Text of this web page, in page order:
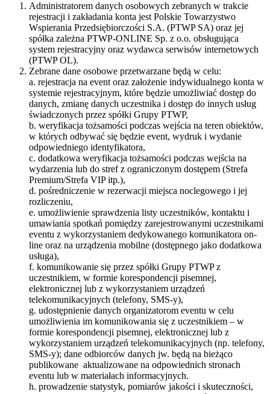
Administratorem danych osobowych zebranych w trakcie
rejestracji i zakładania konta jest Polskie Towarzystwo
Wspierania Przedsiębiorczości S.A. (PTWP SA) oraz jej
spółka zależna PTWP-ONLINE Sp. z o.o. obsługująca
system rejestracyjny oraz wydawca serwisów internetowych
(PTWP OL).
Zebrane dane osobowe przetwarzane będą w celu:
a. rejestracja na event oraz założenie indywidualnego konta w
systemie rejestracyjnym, które będzie umożliwiać dostęp do
danych, zmianę danych uczestnika i dostęp do innych usług
świadczonych przez spółki Grupy PTWP,
b. weryfikacja tożsamości podczas wejścia na teren obiektów,
w których odbywać się będzie event, wydruk i wydanie
odpowiedniego identyfikatora,
c. dodatkowa weryfikacja tożsamości podczas wejścia na
wydarzenia lub do stref z ograniczonym dostępem (Strefa
Premium/Strefa VIP itp.),
d. pośredniczenie w rezerwacji miejsca noclegowego i jej
rozliczeniu,
e. umożliwienie sprawdzenia listy uczestników, kontaktu i
umawiania spotkań pomiędzy zarejestrowanymi uczestnikami
eventu z wykorzystaniem dedykowanego komunikatora on-
line oraz na urządzenia mobilne (dostępnego jako dodatkowa
usługa),
f. komunikowanie się przez spółki Grupy PTWP z
uczestnikiem, w formie korespondencji pisemnej,
elektronicznej lub z wykorzystaniem urządzeń
telekomunikacyjnych (telefony, SMS-y),
g. udostępnienie danych organizatorom eventu w celu
umożliwienia im komunikowania się z uczestnikiem – w
formie korespondencji pisemnej, elektronicznej lub z
wykorzystaniem urządzeń telekomunikacyjnych (np. telefony,
SMS-y); dane odbiorców danych jw. będą na bieżąco
publikowane aktualizowane na odpowiednich stronach
eventu lub w materiałach informacyjnych.
h. prowadzenie statystyk, pomiarów jakości i skuteczności,